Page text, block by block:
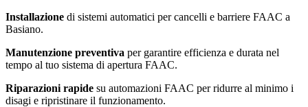
Installazione di sistemi automatici per cancelli e barriere FAAC a
Basiano.
Manutenzione preventiva per garantire efficienza e durata nel
tempo al tuo sistema di apertura FAAC.
Riparazioni rapide su automazioni FAAC per ridurre al minimo i
disagi e ripristinare il funzionamento.